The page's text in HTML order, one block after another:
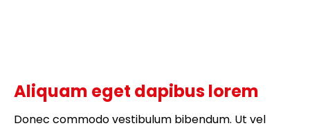
Aliquam eget dapibus lorem
Donec commodo vestibulum bibendum. Ut vel